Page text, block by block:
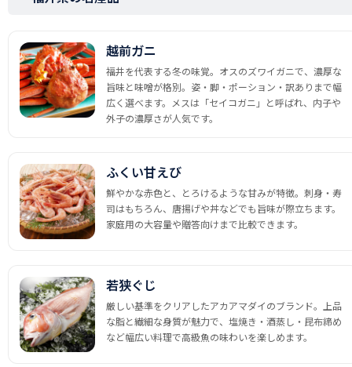
越前ガニ
福井を代表する冬の味覚。オスのズワイガニで、濃厚な
旨味と味噌が格別。姿・脚・ポーション・訳ありまで幅
広く選べます。メスは「セイコガニ」と呼ばれ、内子や
外子の濃厚さが人気です。
ふくい甘えび
鮮やかな赤色と、とろけるような甘みが特徴。刺身・寿
司はもちろん、唐揚げや丼などでも旨味が際立ちます。
家庭用の大容量や贈答向けまで比較できます。
若狭ぐじ
厳しい基準をクリアしたアカアマダイのブランド。上品
な脂と繊細な身質が魅力で、塩焼き・酒蒸し・昆布締め
など幅広い料理で高級魚の味わいを楽しめます。